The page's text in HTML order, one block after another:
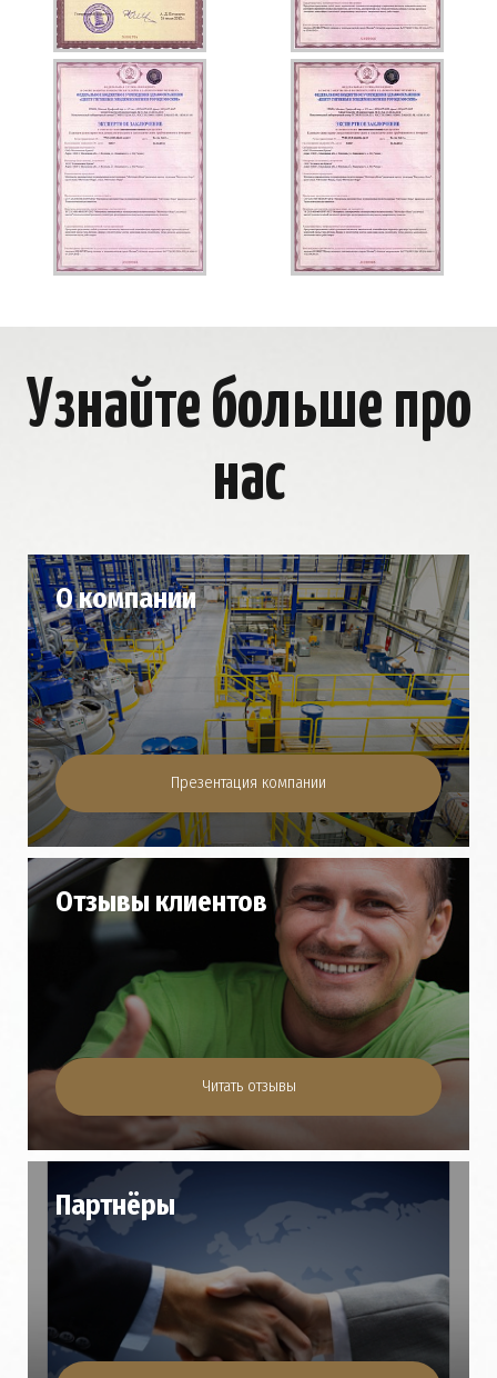
Узнайте больше про
нас
О компании
Презентация компании
Отзывы клиентов
Читать отзывы
Партнёры